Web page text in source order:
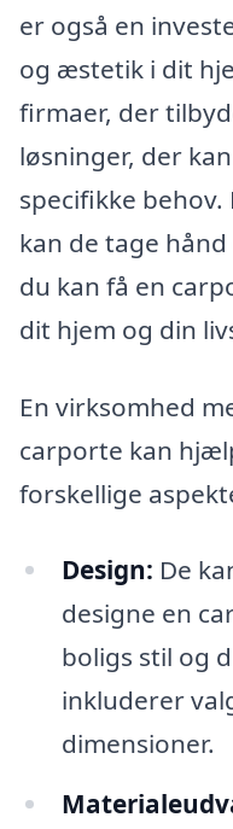
er også en
og æstetik i dit
firmaer, der
løsninger, der
specifikke
kan de tage
du kan få en
dit hjem og din
En virksomhed
carporte kan
forskellige
Design: De
designe en
boligs stil og
inkluderer
dimensioner.